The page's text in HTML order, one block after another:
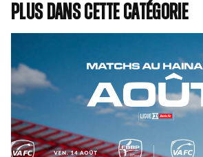
Plus dans cette catégorie